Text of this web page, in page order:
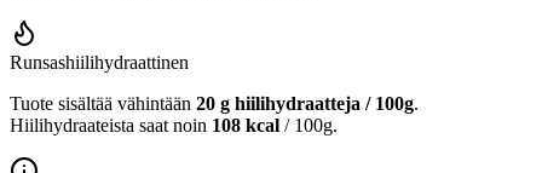
Runsashiilihydraattinen
Tuote sisältää vähintään 20 g hiilihydraatteja / 100g.
Hiilihydraateista saat noin 108 kcal / 100g.